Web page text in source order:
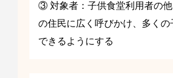
③ 対象者：子供食堂利用者の
の住民に広く呼びかけ、多くの
できるようにする